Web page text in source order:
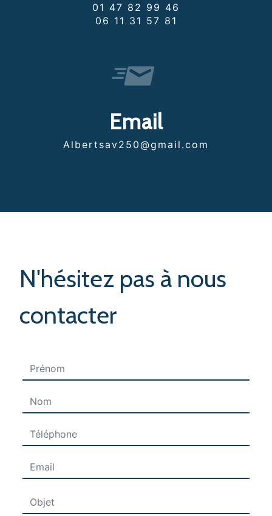
01 47 82 99 46
06 11 31 57 81
Email
albertsav250@gmail.com
N'hésitez pas à nous
contacter